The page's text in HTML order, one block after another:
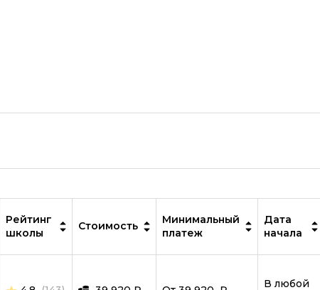
Создание сайтов на тильде
Fullstack-разработка
Vue JS
Рейтинг
школы
Стоимость
Минимальный
платеж
Дата
начала
В любой